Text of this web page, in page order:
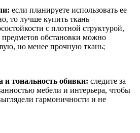
если планируете использовать ее
то лучше купить ткань
с плотной структурой,
предметов обстановки можно
но менее прочную ткань;
и тональность обивки: следите за
мебели и интерьера, чтобы
гармоничности и не